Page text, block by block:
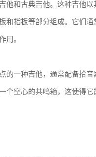
他和古典吉他。这种吉他
和指板等部分组成。它们
用。
的一种吉他，通常配备拾
个空心的共鸣箱，这使得